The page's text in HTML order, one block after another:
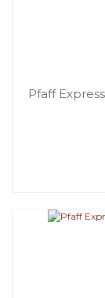
Pfaff